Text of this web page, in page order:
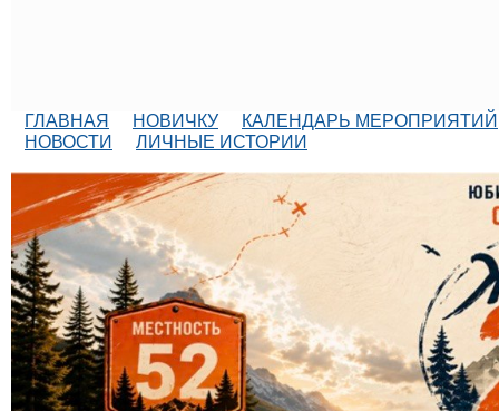
ГЛАВНАЯ НОВИЧКУ
КАЛЕНДАРЬ МЕРОПРИЯТИЙ
НОВОСТИ
ЛИЧНЫЕ ИСТОРИИ